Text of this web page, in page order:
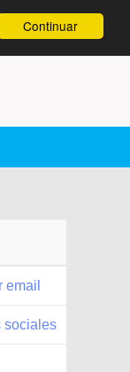
Continuar
email
sociales